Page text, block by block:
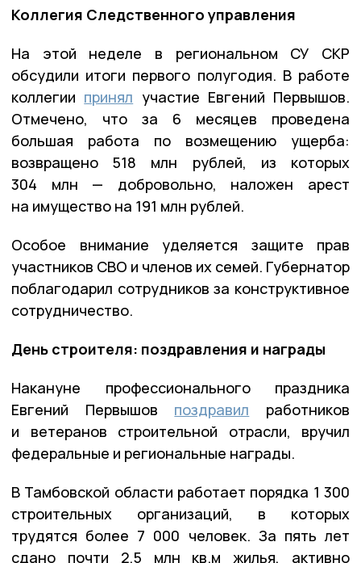
Коллегия Следственного управления
На этой неделе в региональном СУ СКР
обсудили итоги первого полугодия. В работе
коллегии принял участие Евгений Первышов.
Отмечено, что за 6 месяцев проведена
большая работа по возмещению ущерба:
возвращено 518 млн рублей, из которых
304 млн — добровольно, наложен арест
на имущество на 191 млн рублей.
Особое внимание уделяется защите прав
участников СВО и членов их семей. Губернатор
поблагодарил сотрудников за конструктивное
сотрудничество.
День строителя: поздравления и награды
Накануне профессионального праздника
Евгений Первышов поздравил работников
и ветеранов строительной отрасли, вручил
федеральные и региональные награды.
В Тамбовской области работает порядка 1 300
строительных организаций, в которых
трудятся более 7 000 человек. За пять лет
сдано почти 2,5 млн кв.м жилья, активно